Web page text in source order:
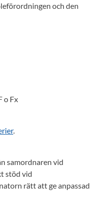
och den
o Fx
.
samordnaren vid
stöd vid
rätt att ge anpassad